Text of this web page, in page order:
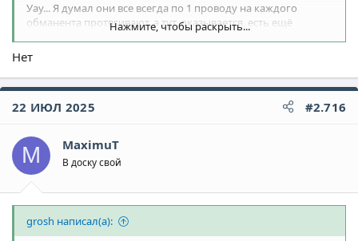
Уау... Я думал они все всегда по 1 проводу на каждого
обманента протягивают, а тут, оказывается, есть ещё
можно этот кросс подключить к другому кроссу? Типо через
переходник или свитч...
Нажмите, чтобы раскрыть...
Нет
22 ИЮЛ 2025 #2.716
M MaximuT
В доску свой
grosh написал(а):